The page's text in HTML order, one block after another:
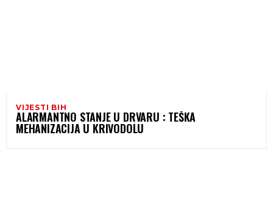
VIJESTI BIH
ALARMANTNO STANJE U DRVARU : TEŠKA
MEHANIZACIJA U KRIVODOLU